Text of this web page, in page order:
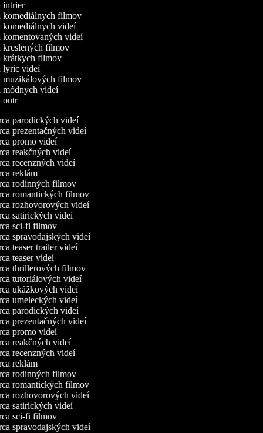
intrier
komediálnych filmov
komediálnych videí
komentovaných videí
kreslených filmov
krátkych filmov
lyric videí
muzikálových filmov
módnych videí
outr
parodických videí
prezentačných videí
promo videí
reakčných videí
recenzných videí
reklám
rodinných filmov
romantických filmov
rozhovorových videí
satirických videí
sci-fi filmov
spravodajských videí
teaser trailer videí
teaser videí
thrillerových filmov
tutoriálových videí
ukážkových videí
umeleckých videí
parodických videí
prezentačných videí
promo videí
reakčných videí
recenzných videí
reklám
rodinných filmov
romantických filmov
rozhovorových videí
satirických videí
sci-fi filmov
spravodajských videí